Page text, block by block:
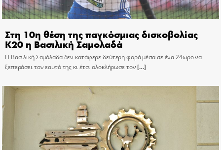
Στη 10η θέση της παγκόσμιας δισκοβολίας
Κ20 η Βασιλική Σαμολαδά
Η Βασιλική Σαμόλαδα δεν κατάφερε δεύτερη φορά μέσα σε ένα 24ωρο να
ξεπεράσει τον εαυτό της κι έτσι ολοκλήρωσε τον[…]